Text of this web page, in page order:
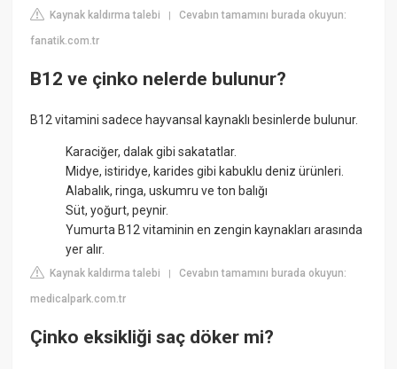
Kaynak kaldırma talebi |Cevabın tamamını burada okuyun:
fanatik.com.tr
B12 ve çinko nelerde bulunur?
B12 vitamini sadece hayvansal kaynaklı besinlerde bulunur.
Karaciğer, dalak gibi sakatatlar.
Midye, istiridye, karides gibi kabuklu deniz ürünleri.
Alabalık, ringa, uskumru ve ton balığı
Süt, yoğurt, peynir.
Yumurta B12 vitaminin en zengin kaynakları arasında
yer alır.
Kaynak kaldırma talebi |Cevabın tamamını burada okuyun:
medicalpark.com.tr
Çinko eksikliği saç döker mi?